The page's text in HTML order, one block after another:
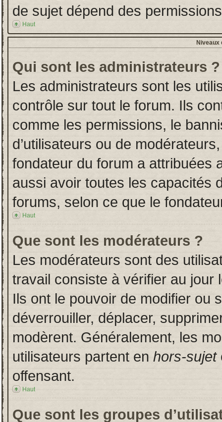
de sujet dépend des
Haut
Niveaux
Qui sont les administrateurs ?
Les administrateurs sont les
contrôle sur tout le forum. Ils
comme les permissions, le
d’utilisateurs ou de
fondateur du forum a attribuées
aussi avoir toutes les capacités
forums, selon ce que le
Haut
Que sont les modérateurs ?
Les modérateurs sont des
travail consiste à vérifier au jour
Ils ont le pouvoir de modifier ou
déverrouiller, déplacer,
modèrent. Généralement, les
utilisateurs partent en hors-sujet
offensant.
Haut
Que sont les groupes